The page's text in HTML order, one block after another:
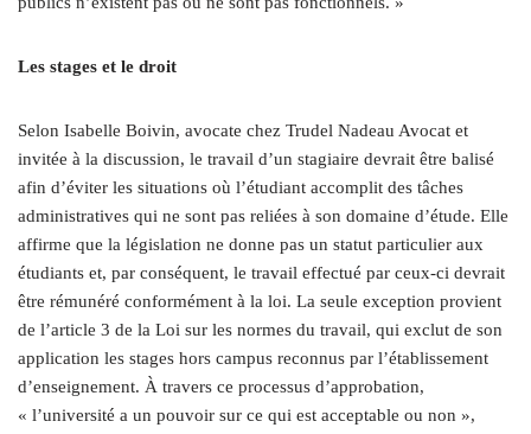
Les stages et le droit
Selon Isabelle Boivin, avocate chez Trudel Nadeau Avocat et
invitée à la discussion, le travail d’un stagiaire devrait être balisé
afin d’éviter les situations où l’étudiant accomplit des tâches
administratives qui ne sont pas reliées à son domaine d’étude. Elle
affirme que la législation ne donne pas un statut particulier aux
étudiants et, par conséquent, le travail effectué par ceux-ci devrait
être rémunéré conformément à la loi. La seule exception provient
de l’article 3 de la Loi sur les normes du travail, qui exclut de son
application les stages hors campus reconnus par l’établissement
d’enseignement. À travers ce processus d’approbation,
« l’université a un pouvoir sur ce qui est acceptable ou non »,